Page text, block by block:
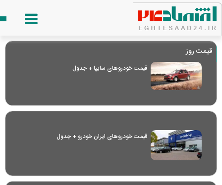
قیمت روز
قیمت خودرو‌های سایپا + جدول
قیمت خودرو‌های ایران خودرو + جدول